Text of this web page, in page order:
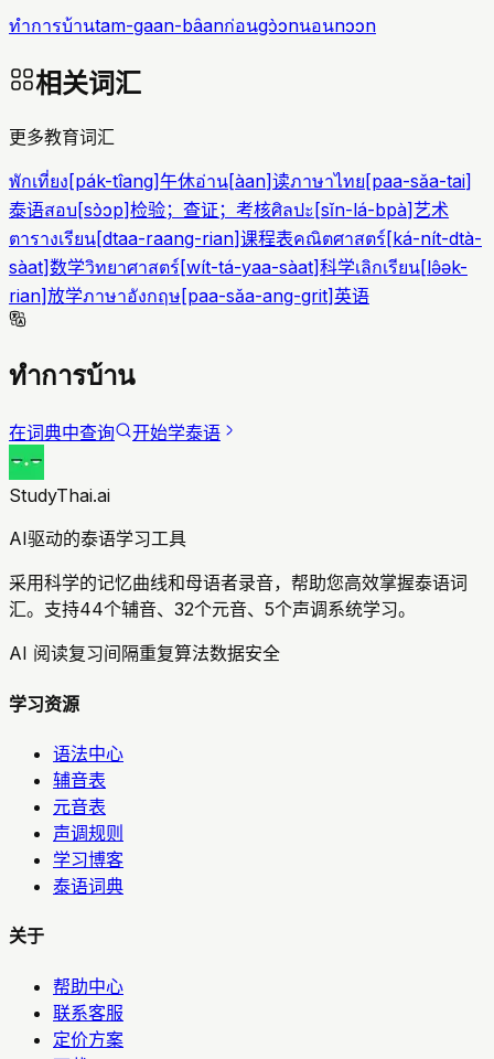
ทำการบ้านtam-gaan-bâanก่อนgɔ̀ɔnนอนnɔɔn
相关词汇
更多教育词汇
พักเที่ยง[pák-tîang]午休อ่าน[àan]读ภาษาไทย[paa-sǎa-tai]
泰语สอบ[sɔ̀ɔp]检验；查证；考核ศิลปะ[sǐn-lá-bpà]艺术
ตารางเรียน[dtaa-raang-rian]课程表คณิตศาสตร์[ká-nít-dtà-
sàat]数学วิทยาศาสตร์[wít-tá-yaa-sàat]科学เลิกเรียน[lə̂ək-
rian]放学ภาษาอังกฤษ[paa-sǎa-ang-grit]英语
ทำการบ้าน
在词典中查询 开始学泰语
StudyThai.ai
AI驱动的泰语学习工具
采用科学的记忆曲线和母语者录音，帮助您高效掌握泰语词
汇。支持44个辅音、32个元音、5个声调系统学习。
AI 阅读复习间隔重复算法数据安全
学习资源
语法中心
辅音表
元音表
声调规则
学习博客
泰语词典
关于
帮助中心
联系客服
定价方案